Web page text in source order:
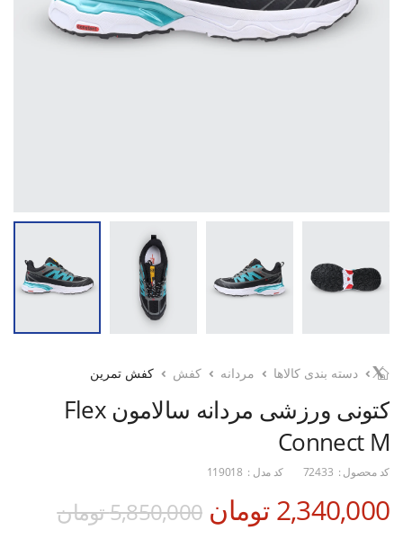
دسته بندی کالاها مردانه کفش کفش تمرین
کتونی ورزشی مردانه سالامون Flex
Connect M
کد محصول : 72433 کد مدل : 119018
2,340,000 تومان 5,850,000 تومان